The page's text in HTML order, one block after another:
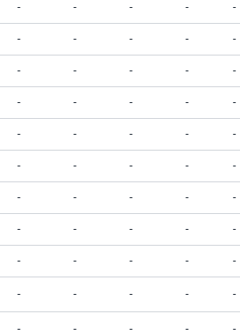
- - - - -
- - - - -
- - - - -
- - - - -
- - - - -
- - - - -
- - - - -
- - - - -
- - - - -
- - - - -
- - - - -